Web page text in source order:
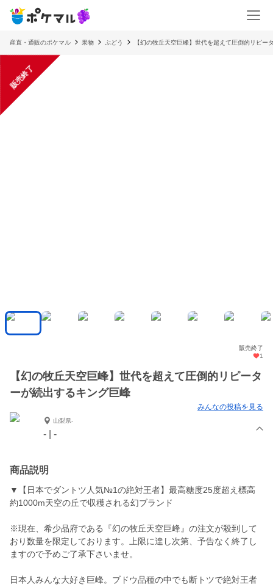
産直・通販のポケマル 果物 ぶどう 【幻の牧丘天空巨峰】世代を超えて圧倒的リピー
販売終了
販売終了
1
【幻の牧丘天空巨峰】世代を超えて圧倒的リピータ
ーが続出するキング巨峰
みんなの投稿を見る
山梨県-
- | -
商品説明
▼【日本でダントツ人気№1の絶対王者】最高糖度25度超え標高
約1000m天空の丘で収穫される幻ブランド
※現在、希少品府である『幻の牧丘天空巨峰』の注文が殺到して
おり数量を限定しております。上限に達し次第、予告なく終了し
ますので予めご了承下さいませ。
日本人みんな大好き巨峰。ブドウ品種の中でも断トツで絶対王者